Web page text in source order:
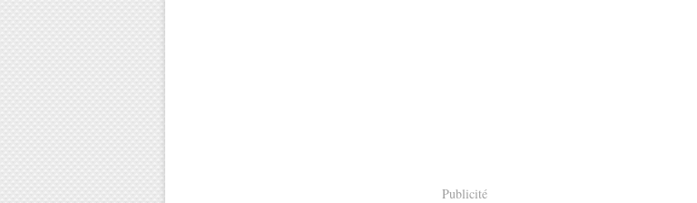
Publicité